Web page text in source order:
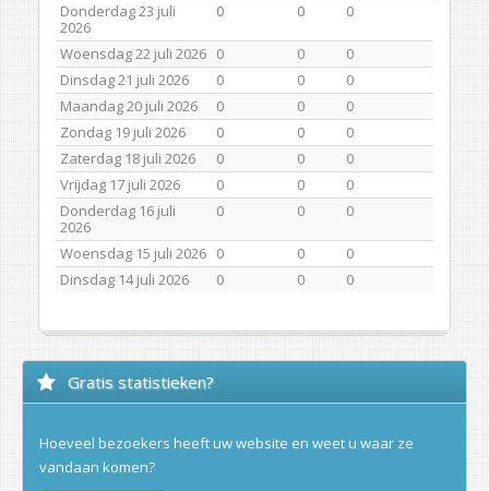
Donderdag 23 juli
2026
0 0 0
Woensdag 22 juli 2026 0 0
0
Dinsdag 21 juli 2026
0 0
0
Maandag 20 juli 2026
0 0
0
Zondag 19 juli 2026
0 0
0
Zaterdag 18 juli 2026
0 0
0
Vrijdag 17 juli 2026
0 0
0
Donderdag 16 juli
2026
0 0 0
Woensdag 15 juli 2026 0 0
0
Dinsdag 14 juli 2026
0 0 0
Gratis statistieken?
Hoeveel bezoekers heeft uw website en weet u waar ze
vandaan komen?